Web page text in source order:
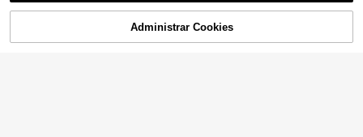
AGOTADO
Administrar Cookies